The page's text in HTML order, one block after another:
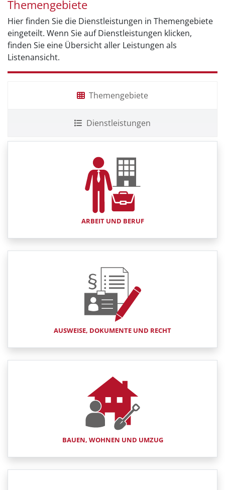
Themengebiete
Hier finden Sie die Dienstleistungen in Themengebiete
eingeteilt. Wenn Sie auf Dienstleistungen klicken,
finden Sie eine Übersicht aller Leistungen als
Listenansicht.
Themengebiete
Dienstleistungen
ARBEIT UND BERUF
AUSWEISE, DOKUMENTE UND RECHT
BAUEN, WOHNEN UND UMZUG